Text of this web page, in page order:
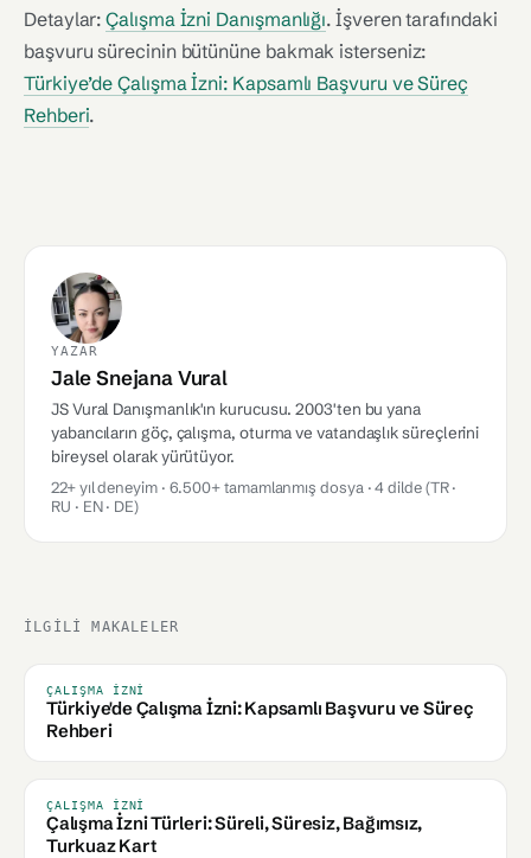
Detaylar:Çalışma İzni Danışmanlığı. İşveren tarafındaki
başvuru sürecinin bütününe bakmak isterseniz:
Türkiye’de Çalışma İzni: Kapsamlı Başvuru ve Süreç
Rehberi.
YAZAR
Jale Snejana Vural
JS Vural Danışmanlık'ın kurucusu. 2003'ten bu yana
yabancıların göç, çalışma, oturma ve vatandaşlık süreçlerini
bireysel olarak yürütüyor.
22+ yıl deneyim · 6.500+ tamamlanmış dosya · 4 dilde (TR ·
RU · EN · DE)
İLGILI MAKALELER
ÇALIŞMA İZNI
Türkiye'de Çalışma İzni: Kapsamlı Başvuru ve Süreç
Rehberi
ÇALIŞMA İZNI
Çalışma İzni Türleri: Süreli, Süresiz, Bağımsız,
Turkuaz Kart